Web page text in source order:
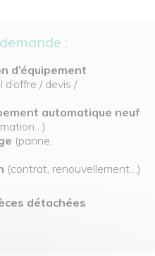
:
d’équipement
d’offre / devis /
automatique neuf
(panne,
(contrat, renouvellement…)
détachées